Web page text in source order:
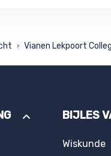
> Vianen Lekpoort
BIJLES
Wiskunde